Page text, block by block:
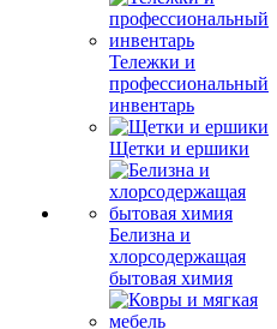
Тележки и
профессиональный
инвентарь
Щетки и ершики
Белизна и
хлорсодержащая
бытовая химия